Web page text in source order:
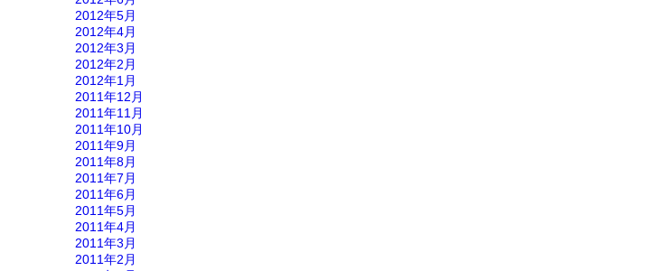
2012年5月
2012年4月
2012年3月
2012年2月
2012年1月
2011年12月
2011年11月
2011年10月
2011年9月
2011年8月
2011年7月
2011年6月
2011年5月
2011年4月
2011年3月
2011年2月